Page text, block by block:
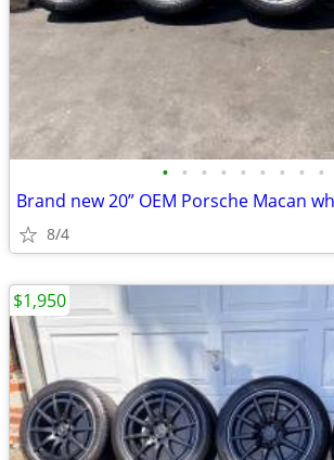
• • • • • • • • •
Brand new 20” OEM Porsche Macan
8/4
$1,950